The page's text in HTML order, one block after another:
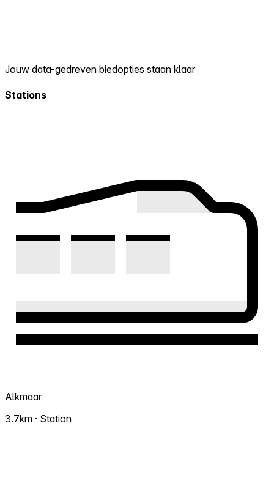
Jouw data-gedreven biedopties staan klaar
Stations
Alkmaar
3.7km · Station